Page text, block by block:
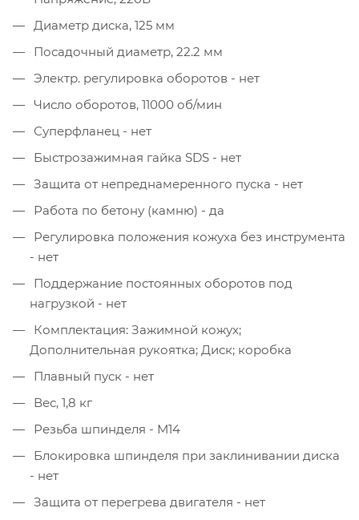
Диаметр диска, 125 мм
Посадочный диаметр, 22.2 мм
Электр. регулировка оборотов - нет
Число оборотов, 11000 об/мин
Суперфланец - нет
Быстрозажимная гайка SDS - нет
Защита от непреднамеренного пуска - нет
Работа по бетону (камню) - да
Регулировка положения кожуха без инструмента
- нет
Поддержание постоянных оборотов под
нагрузкой - нет
Комплектация: Зажимной кожух;
Дополнительная рукоятка; Диск; коробка
Плавный пуск - нет
Вес, 1,8 кг
Резьба шпинделя - М14
Блокировка шпинделя при заклинивании диска
- нет
Защита от перегрева двигателя - нет